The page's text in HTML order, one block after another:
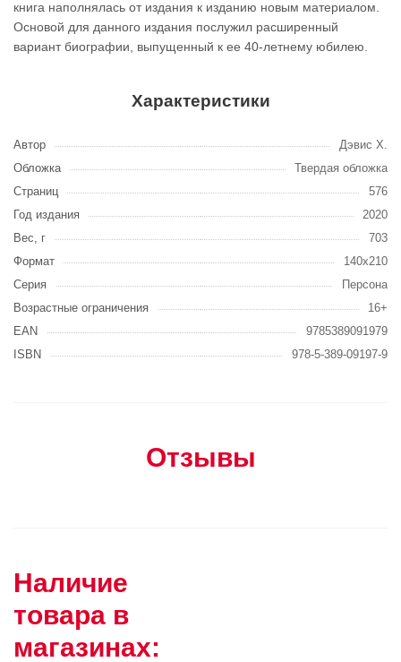
книга наполнялась от издания к изданию новым материалом.
Основой для данного издания послужил расширенный
вариант биографии, выпущенный к ее 40-летнему юбилею.
Характеристики
Автор
Дэвис Х.
Обложка
Твердая обложка
Страниц
576
Год издания
2020
Вес, г
703
Формат
140х210
Серия
Персона
Возрастные ограничения
16+
EAN
9785389091979
ISBN
978-5-389-09197-9
Отзывы
Наличие
товара в
магазинах: